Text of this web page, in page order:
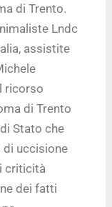
di Trento.
Lndc
assistite
ricorso
di Trento
Stato che
di uccisione
criticità
dei fatti